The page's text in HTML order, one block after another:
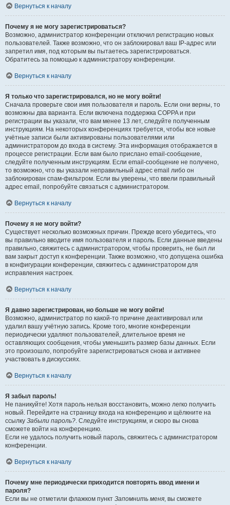
Вернуться к началу
Почему я не могу зарегистрироваться?
Возможно, администратор конференции отключил регистрацию новых
пользователей. Также возможно, что он заблокировал ваш IP-адрес или
запретил имя, под которым вы пытаетесь зарегистрироваться.
Обратитесь за помощью к администратору конференции.
Вернуться к началу
Я только что зарегистрировался, но не могу войти!
Сначала проверьте свои имя пользователя и пароль. Если они верны, то
возможны два варианта. Если включена поддержка COPPA и при
регистрации вы указали, что вам менее 13 лет, следуйте полученным
инструкциям. На некоторых конференциях требуется, чтобы все новые
учётные записи были активированы пользователями или
администратором до входа в систему. Эта информация отображается в
процессе регистрации. Если вам было прислано email-сообщение,
следуйте полученным инструкциям. Если email-сообщение не получено,
то возможно, что вы указали неправильный адрес email либо он
заблокирован спам-фильтром. Если вы уверены, что ввели правильный
адрес email, попробуйте связаться с администратором.
Вернуться к началу
Почему я не могу войти?
Существует несколько возможных причин. Прежде всего убедитесь, что
вы правильно вводите имя пользователя и пароль. Если данные введены
правильно, свяжитесь с администратором, чтобы проверить, не был ли
вам закрыт доступ к конференции. Также возможно, что допущена ошибка
в конфигурации конференции, свяжитесь с администратором для
исправления настроек.
Вернуться к началу
Я давно зарегистрирован, но больше не могу войти!
Возможно, администратор по какой-то причине деактивировал или
удалил вашу учётную запись. Кроме того, многие конференции
периодически удаляют пользователей, длительное время не
оставляющих сообщения, чтобы уменьшить размер базы данных. Если
это произошло, попробуйте зарегистрироваться снова и активнее
участвовать в дискуссиях.
Вернуться к началу
Я забыл пароль!
Не паникуйте! Хотя пароль нельзя восстановить, можно легко получить
новый. Перейдите на страницу входа на конференцию и щёлкните на
ссылку Забыли пароль?. Следуйте инструкциям, и скоро вы снова
сможете войти на конференцию.
Если не удалось получить новый пароль, свяжитесь с администратором
конференции.
Вернуться к началу
Почему мне периодически приходится повторять ввод имени и
пароля?
Если вы не отметили флажком пункт Запомнить меня, вы сможете